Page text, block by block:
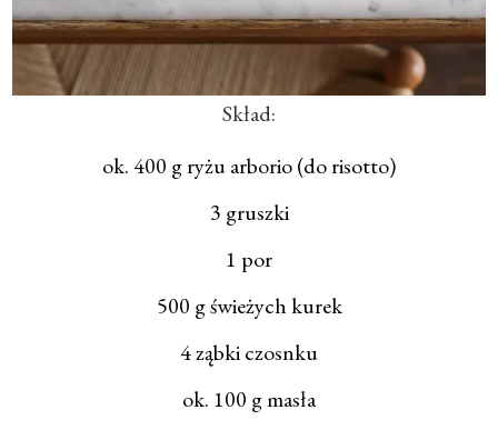
Skład:
ok. 400 g ryżu arborio (do risotto)
3 gruszki
1 por
500 g świeżych kurek
4 ząbki czosnku
ok. 100 g masła